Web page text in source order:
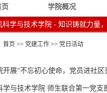
页 学院概况
科学与技术学院 - 知识铸就力量
首页 >> 党建工作 >> 党日活动
开展“不忘初心使命，党员进社区
学与技术学院 师生联合第一党支